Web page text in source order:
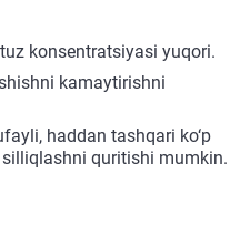
konsentratsiyasi yuqori.
kamaytirishni
haddan tashqari ko‘p
quritishi mumkin.